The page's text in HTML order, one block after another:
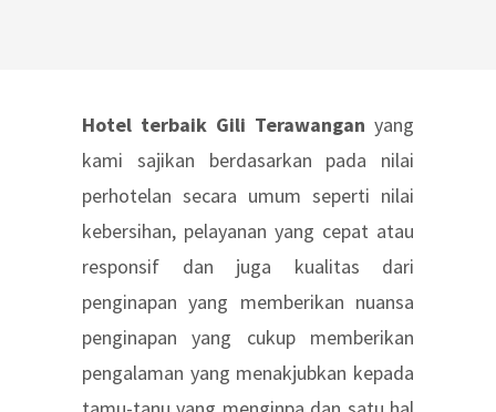
Hotel terbaik Gili Terawangan yang
kami sajikan berdasarkan pada nilai
perhotelan secara umum seperti nilai
kebersihan, pelayanan yang cepat atau
responsif dan juga kualitas dari
penginapan yang memberikan nuansa
penginapan yang cukup memberikan
pengalaman yang menakjubkan kepada